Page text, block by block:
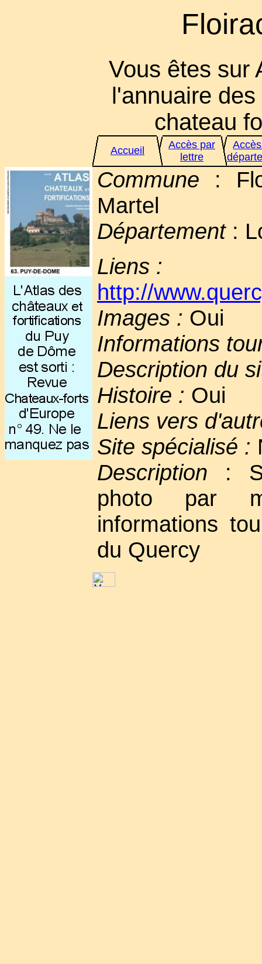
Vous êtes sur
l'annuaire
chateau
Accueil
Accès par
lettre
Commune :
Martel
Département:
Liens :
http://
Images : Oui
Informations
Description du
Histoire : Oui
Liens vers
Site spécialisé :
Description :
photo par
informations
du Quercy